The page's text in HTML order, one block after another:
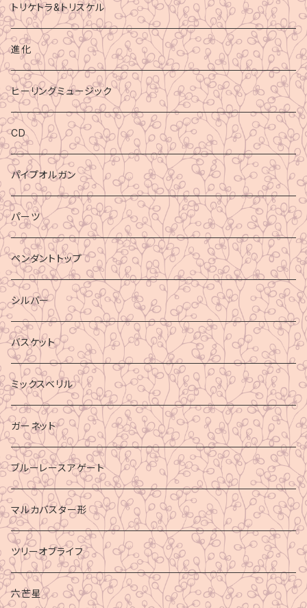
トリケトラ&トリスケル
進化
ヒーリングミュージック
CD
パイプオルガン
パーツ
ペンダントトップ
シルバー
バスケット
ミックスベリル
ガーネット
ブルーレースアゲート
マルカバスター形
ツリーオブライフ
六芒星